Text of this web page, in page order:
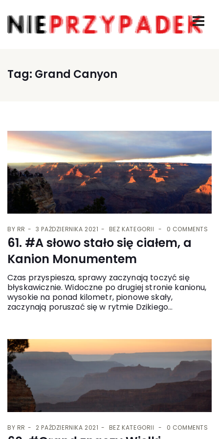
Tag: Grand Canyon
BY RR 3 PAŹDZIERNIKA 2021 BEZ KATEGORII 0 COMMENTS
61. #A słowo stało się ciałem, a
Kanion Monumentem
Czas przyspiesza, sprawy zaczynają toczyć się
błyskawicznie. Widoczne po drugiej stronie kanionu,
wysokie na ponad kilometr, pionowe skały,
zaczynają poruszać się w rytmie Dzikiego...
BY RR 2 PAŹDZIERNIKA 2021 BEZ KATEGORII 0 COMMENTS